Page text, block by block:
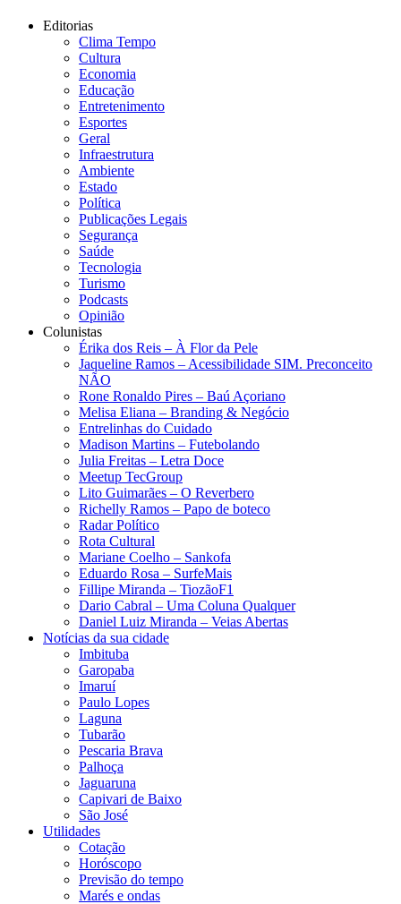
Editorias
Clima Tempo
Cultura
Economia
Educação
Entretenimento
Esportes
Geral
Infraestrutura
Ambiente
Estado
Política
Publicações Legais
Segurança
Saúde
Tecnologia
Turismo
Podcasts
Opinião
Colunistas
Érika dos Reis​ – À Flor da Pele
Jaqueline Ramos – Acessibilidade SIM. Preconceito
NÃO
Rone Ronaldo Pires – Baú Açoriano
Melisa Eliana – Branding & Negócio
Entrelinhas do Cuidado
Madison Martins – Futebolando
Julia Freitas​ – Letra Doce
Meetup TecGroup
Lito Guimarães – O Reverbero
Richelly Ramos​ – Papo de boteco
Radar Político
Rota Cultural
Mariane Coelho – Sankofa
Eduardo Rosa​ – SurfeMais
Fillipe Miranda – TiozãoF1
Dario Cabral – Uma Coluna Qualquer
Daniel Luiz Miranda – Veias Abertas
Notícias da sua cidade
Imbituba
Garopaba
Imaruí
Paulo Lopes
Laguna
Tubarão
Pescaria Brava
Palhoça
Jaguaruna
Capivari de Baixo
São José
Utilidades
Cotação
Horóscopo
Previsão do tempo
Marés e ondas